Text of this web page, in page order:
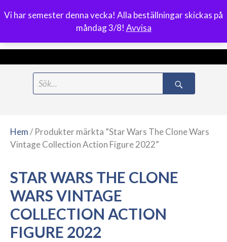
Vi har semester denna vecka! Alla beställningar skickas på
måndag 3/8! Avvisa
0
Meny
Hem/ Produkter märkta ”Star Wars The Clone Wars
Vintage Collection Action Figure 2022”
STAR WARS THE CLONE
WARS VINTAGE
COLLECTION ACTION
FIGURE 2022